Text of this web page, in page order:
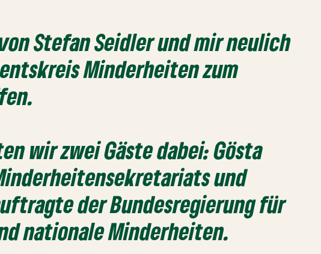
Stefan Seidler und mir neulich
Minderheiten zum
wir zwei Gäste dabei: Gösta
und
der Bundesregierung für
nationale Minderheiten.